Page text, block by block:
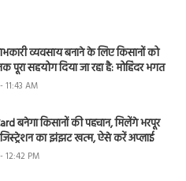
व्यवसाय बनाने के लिए किसानों को
पूरा सहयोग दिया जा रहा है: मोहिंदर भगत
11:43 AM
बनेगा किसानों की पहचान, मिलेंगे भरपूर
का झंझट खत्म, ऐसे करें अप्लाई
12:42 PM